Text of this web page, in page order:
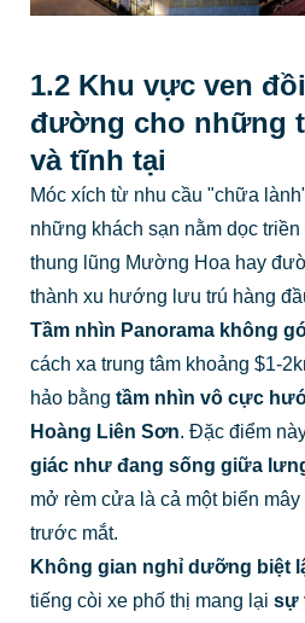
1.2 Khu vực ven
đường cho những
và tĩnh tại
Móc xích từ nhu cầu "chữa
những khách sạn nằm dọc
thung lũng Mường Hoa hay
thành xu hướng lưu trú hàng
Tầm nhìn Panorama không
cách xa trung tâm khoảng $1-
hảo bằng tầm nhìn vô cực
Hoàng Liên Sơn. Đặc điểm
giác như đang sống giữa
mở rèm cửa là cả một biển
trước mắt.
Không gian nghỉ dưỡng biệt
tiếng còi xe phố thị mang lại sự